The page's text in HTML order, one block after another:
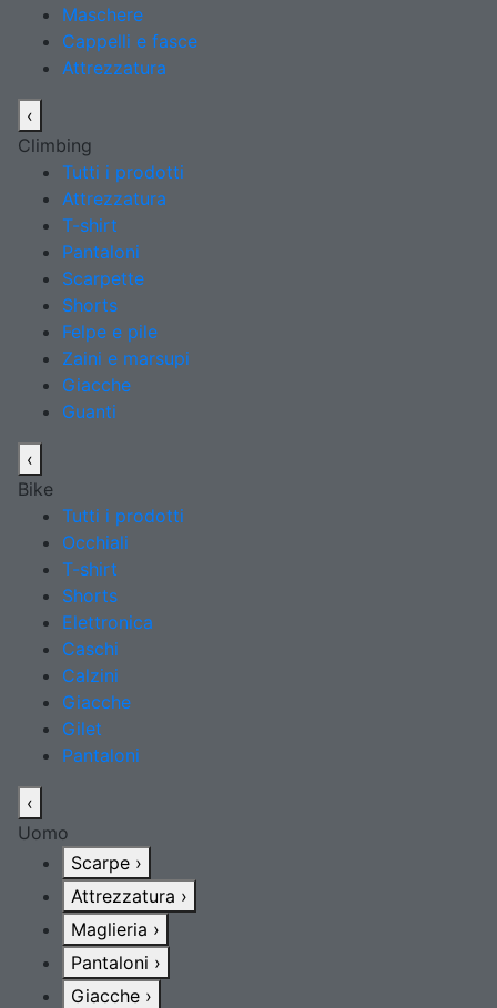
Maschere
Cappelli e fasce
Attrezzatura
‹
Climbing
Tutti i prodotti
Attrezzatura
T-shirt
Pantaloni
Scarpette
Shorts
Felpe e pile
Zaini e marsupi
Giacche
Guanti
‹
Bike
Tutti i prodotti
Occhiali
T-shirt
Shorts
Elettronica
Caschi
Calzini
Giacche
Gilet
Pantaloni
‹
Uomo
Scarpe ›
Attrezzatura ›
Maglieria ›
Pantaloni ›
Giacche ›